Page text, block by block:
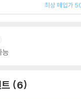
최상 매입가
능
6